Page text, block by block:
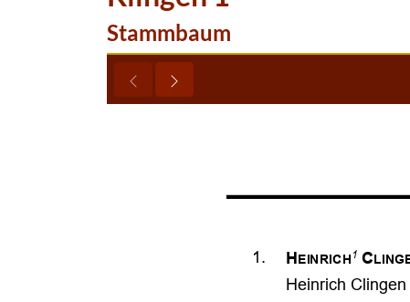
Stammbaum

  